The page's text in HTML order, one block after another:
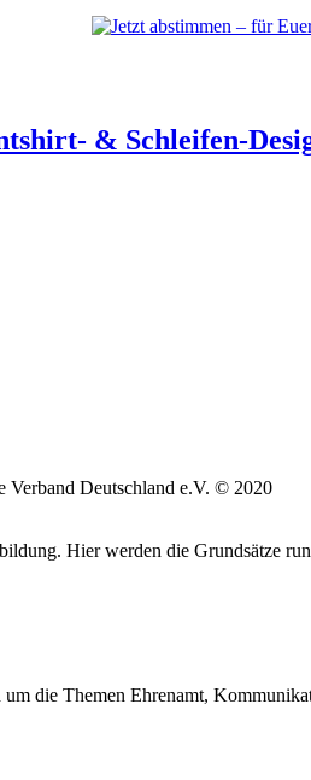
& Schleifen-
Verband Deutschland e.V. © 2020
Hier werden die Grundsätze
die Themen Ehrenamt,